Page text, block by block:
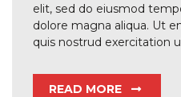
elit, sed do eiusmod
dolore magna aliqua. Ut
quis nostrud exercitation
READ MORE